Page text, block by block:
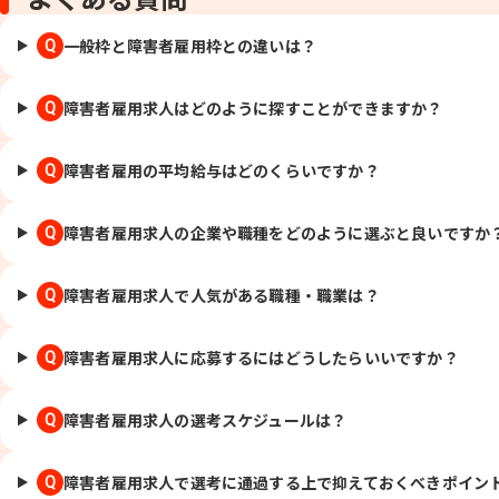
Q 一般枠と障害者雇用枠との違いは？
Q 障害者雇用求人はどのように探すことができますか？
Q 障害者雇用の平均給与はどのくらいですか？
Q 障害者雇用求人の企業や職種をどのように選ぶと良いですか
Q 障害者雇用求人で人気がある職種・職業は？
Q 障害者雇用求人に応募するにはどうしたらいいですか？
Q 障害者雇用求人の選考スケジュールは？
Q 障害者雇用求人で選考に通過する上で抑えておくべきポイン